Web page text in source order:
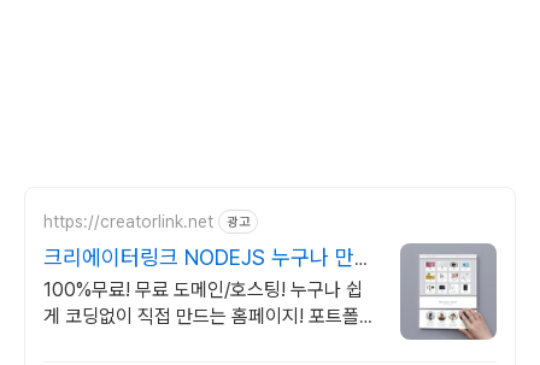
https://creatorlink.net 광고
크리에이터링크 NODEJS 누구나 만드
는 홈페이지
100%무료! 무료 도메인/호스팅! 누구나 쉽
게 코딩없이 직접 만드는 홈페이지! 포트폴리